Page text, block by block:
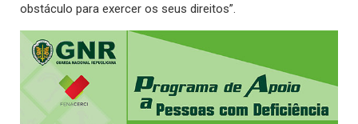
obstáculo para exercer os seus direitos”.